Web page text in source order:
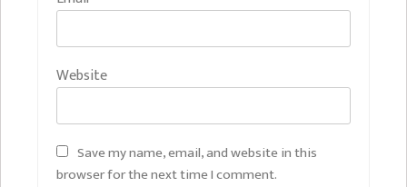
Website
Save my name, email, and website in this
browser for the next time I comment.